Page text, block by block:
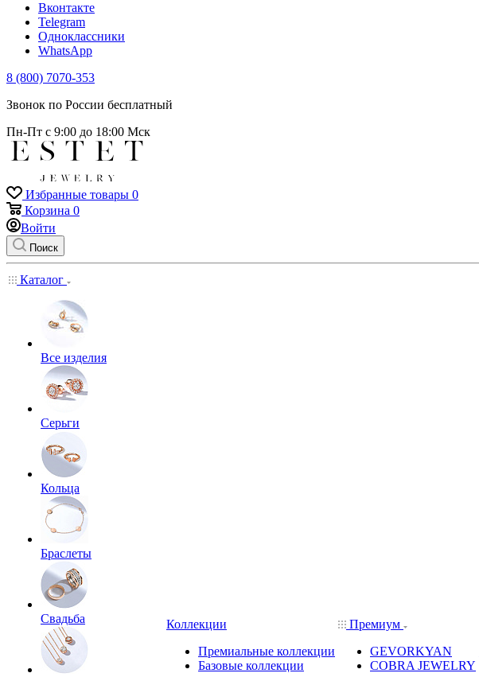
Вконтакте
Telegram
Одноклассники
WhatsApp
8 (800) 7070-353
Звонок по России бесплатный
Пн-Пт с 9:00 до 18:00 Мск
Избранные товары 0
Корзина 0
Войти
Поиск
Каталог
Все изделия
Серьги
Кольца
Браслеты
Свадьба
Коллекции
Премиальные коллекции
Базовые коллекции
Премиум
GEVORKYAN
COBRA JEWELRY